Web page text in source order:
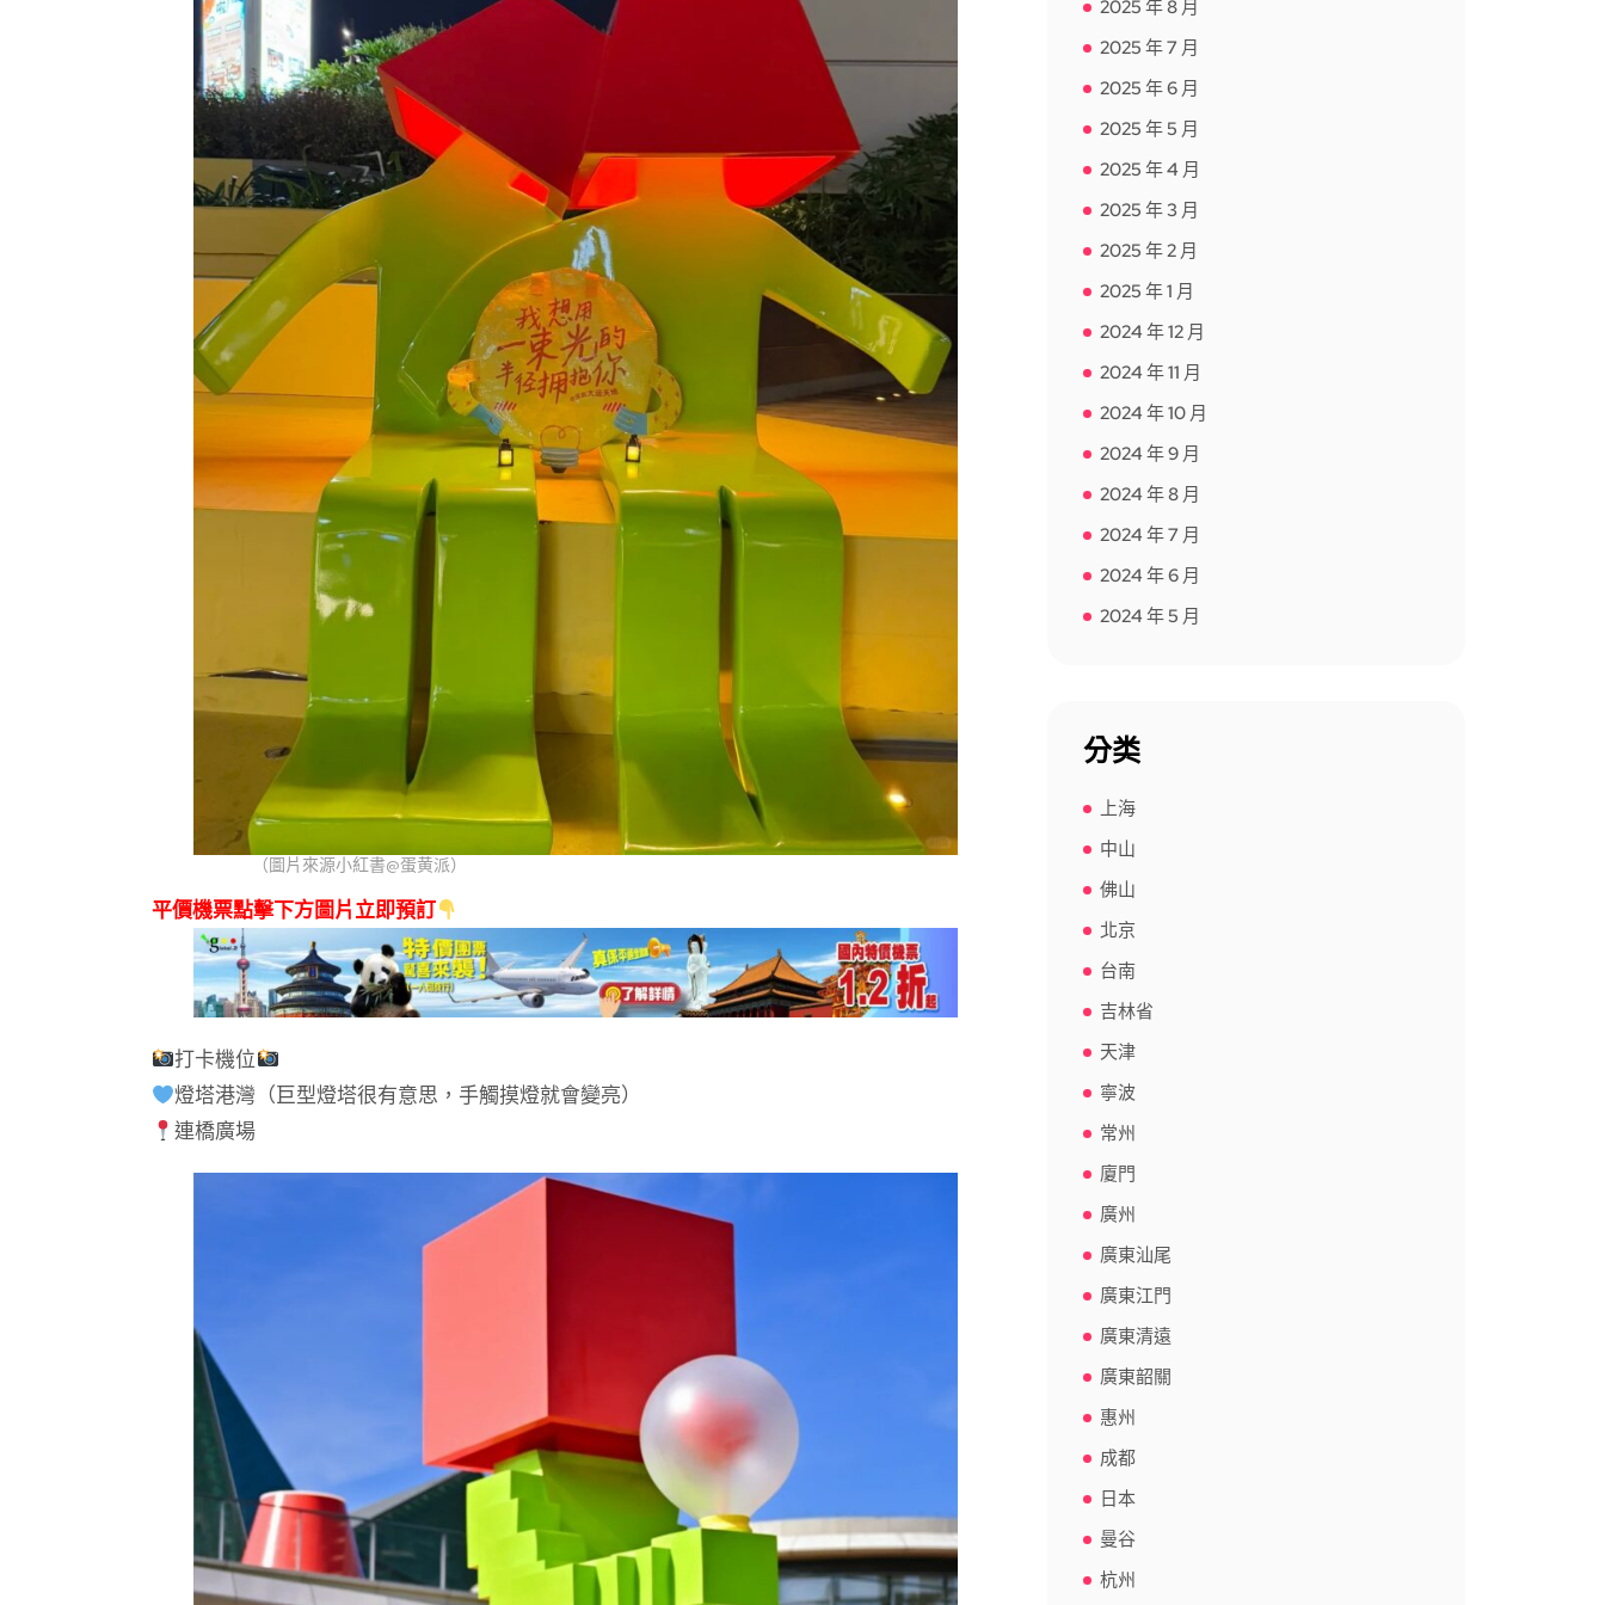
（圖片來源小紅書@蛋黄派）
平價機票點擊下方圖片立即預訂
打卡機位
燈塔港灣（巨型燈塔很有意思，手觸摸燈就會變亮）
連橋廣場
2025 年 8 月
2025 年 7 月
2025 年 6 月
2025 年 5 月
2025 年 4 月
2025 年 3 月
2025 年 2 月
2025 年 1 月
2024 年 12 月
2024 年 11 月
2024 年 10 月
2024 年 9 月
2024 年 8 月
2024 年 7 月
2024 年 6 月
2024 年 5 月
分类
上海
中山
佛山
北京
台南
吉林省
天津
寧波
常州
廈門
廣州
廣東汕尾
廣東江門
廣東清遠
廣東韶關
惠州
成都
日本
曼谷
杭州